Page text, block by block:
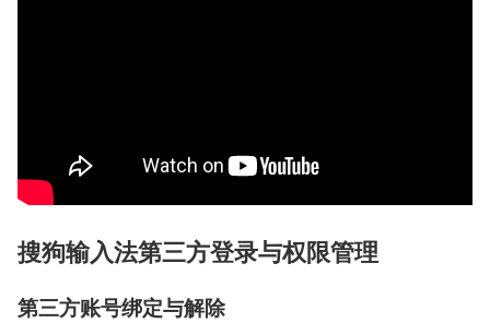
搜狗输入法第三方登录与权限管理
第三方账号绑定与解除